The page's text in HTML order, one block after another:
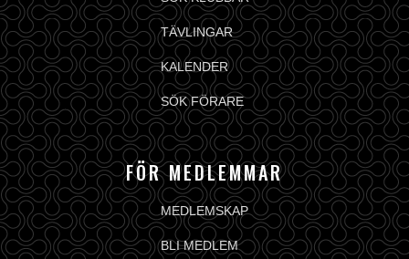
TÄVLINGAR
KALENDER
SÖK FÖRARE
FÖR MEDLEMMAR
MEDLEMSKAP
BLI MEDLEM